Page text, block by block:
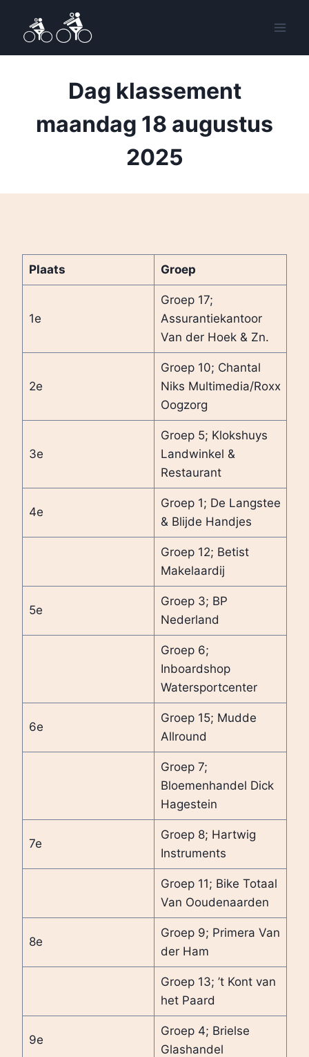
inhoud
Dag klassement
maandag 18 augustus
2025
Plaats Groep
1e
Groep 17;
Assurantiekantoor
Van der Hoek & Zn.
2e
Groep 10; Chantal
Niks Multimedia/Roxx
Oogzorg
3e
Groep 5; Klokshuys
Landwinkel &
Restaurant
4e
Groep 1; De Langstee
& Blijde Handjes
Groep 12; Betist
Makelaardij
5e
Groep 3; BP
Nederland
Groep 6;
Inboardshop
Watersportcenter
6e
Groep 15; Mudde
Allround
Groep 7;
Bloemenhandel Dick
Hagestein
7e
Groep 8; Hartwig
Instruments
Groep 11; Bike Totaal
Van Ooudenaarden
8e
Groep 9; Primera Van
der Ham
Groep 13; ’t Kont van
het Paard
9e
Groep 4; Brielse
Glashandel